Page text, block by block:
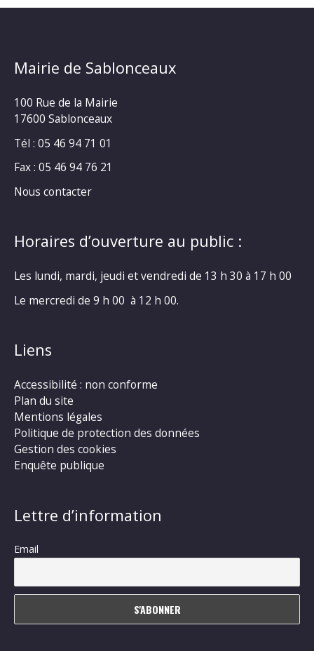
Mairie de Sablonceaux
100 Rue de la Mairie
17600 Sablonceaux
Tél : 05 46 94 71 01
Fax : 05 46 94 76 21
Nous contacter
Horaires d’ouverture au public :
Les lundi, mardi, jeudi et vendredi de 13 h 30 à 17 h 00
Le mercredi de 9 h 00 à 12 h 00.
Liens
Accessibilité : non conforme
Plan du site
Mentions légales
Politique de protection des données
Gestion des cookies
Enquête publique
Lettre d’information
Email